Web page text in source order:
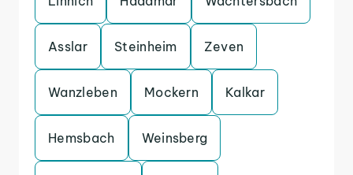
Asslar Steinheim Zeven
Wanzleben Mockern Kalkar
Hemsbach Weinsberg